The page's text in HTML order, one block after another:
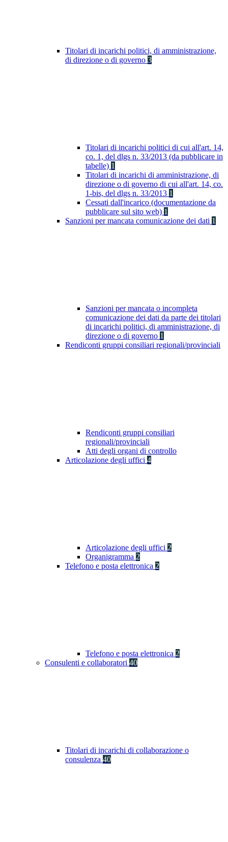
Titolari di incarichi politici, di amministrazione,
di direzione o di governo 3
Titolari di incarichi politici di cui all'art. 14,
co. 1, del dlgs n. 33/2013 (da pubblicare in
tabelle) 1
Titolari di incarichi di amministrazione, di
direzione o di governo di cui all'art. 14, co.
1-bis, del dlgs n. 33/2013 1
Cessati dall'incarico (documentazione da
pubblicare sul sito web) 1
Sanzioni per mancata comunicazione dei dati 1
Sanzioni per mancata o incompleta
comunicazione dei dati da parte dei titolari
di incarichi politici, di amministrazione, di
direzione o di governo 1
Rendiconti gruppi consiliari regionali/provinciali
Rendiconti gruppi consiliari
regionali/provinciali
Atti degli organi di controllo
Articolazione degli uffici 4
Articolazione degli uffici 2
Organigramma 2
Telefono e posta elettronica 2
Telefono e posta elettronica 2
Consulenti e collaboratori 40
Titolari di incarichi di collaborazione o
consulenza 40